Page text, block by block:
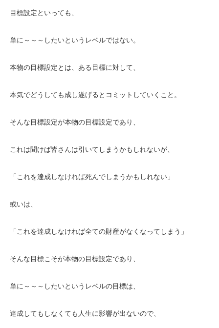
目標設定といっても、
単に～～～したいというレベルではない。
本物の目標設定とは、ある目標に対して、
本気でどうしても成し遂げるとコミットしていくこと。
そんな目標設定が本物の目標設定であり、
これは聞けば皆さんは引いてしまうかもしれないが、
「これを達成しなければ死んでしまうかもしれない」
或いは、
「これを達成しなければ全ての財産がなくなってしまう」
そんな目標こそが本物の目標設定であり、
単に～～～したいというレベルの目標は、
達成してもしなくても人生に影響が出ないので、